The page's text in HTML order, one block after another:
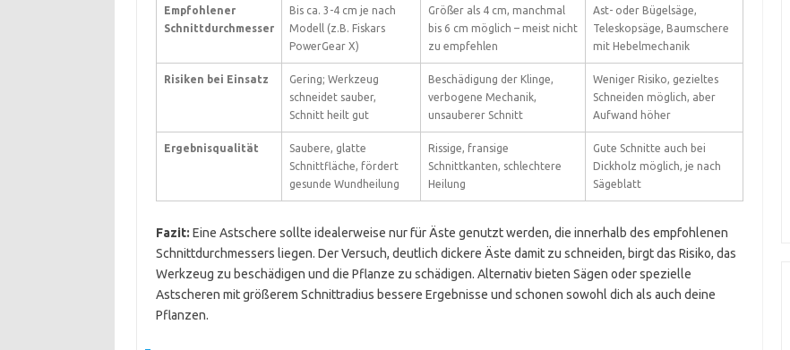
Empfohlener
Schnittdurchmesser
Bis ca. 3-4 cm je nach
Modell (z.B. Fiskars
PowerGear X)
Größer als 4 cm, manchmal
bis 6 cm möglich – meist nicht
zu empfehlen
Ast- oder Bügelsäge,
Teleskopsäge, Baumschere
mit Hebelmechanik
Risiken bei Einsatz
Gering; Werkzeug
schneidet sauber,
Schnitt heilt gut
Beschädigung der Klinge,
verbogene Mechanik,
unsauberer Schnitt
Weniger Risiko, gezieltes
Schneiden möglich, aber
Aufwand höher
Ergebnisqualität
Saubere, glatte
Schnittfläche, fördert
gesunde Wundheilung
Rissige, fransige
Schnittkanten, schlechtere
Heilung
Gute Schnitte auch bei
Dickholz möglich, je nach
Sägeblatt
Fazit: Eine Astschere sollte idealerweise nur für Äste genutzt werden, die innerhalb des empfohlenen
Schnittdurchmessers liegen. Der Versuch, deutlich dickere Äste damit zu schneiden, birgt das Risiko, das
Werkzeug zu beschädigen und die Pflanze zu schädigen. Alternativ bieten Sägen oder spezielle
Astscheren mit größerem Schnittradius bessere Ergebnisse und schonen sowohl dich als auch deine
Pflanzen.